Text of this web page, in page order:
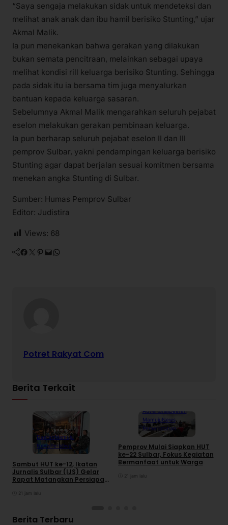
“Saya sengaja melakukan sidak untuk mendeteksi dan
melihat anak anak dan ibu hamil berisiko Stunting,” ujar
Akmal Malik.
Ia pun menekankan bahwa gerakan yang dilakukan
bukan semata pencitraan, melainkan sebagai upaya
melihat kondisi rill keluarga berisiko Stunting. Sehingga
pada sidak itu ia bersama tim juga menyalurkan
bantuan kepada keluarga sasaran.
Sebelumnya Akmal Malik mengarahkan seluruh pejabat
eselon melakukan gerakan pembinaan keluarga.
Ia pun berharap seluruh pejabat eselon II dan III
pemprov Sulbar, yakni pendampingan keluarga berisiko
Stunting agar dapat berjalan sesuai komitmen bersama
menekan angka Stunting di Sulbar.
Sumber: Humas Pemprov Sulbar
Editor: Judistira
Views: 68
Facebook Twitter Pinterest Mail WhatsApp
Potret Rakyat Com
Berita Terkait
DaerahMamuju
NewsPeristiwa
Sambut HUT ke-12, Ikatan
Jurnalis Sulbar (IJS) Gelar
Rapat Matangkan Persiapan
21 jam lalu
AdvertorialDaerah
MamujuNews
Pemerintahan
Pemprov Mulai Siapkan HUT
ke-22 Sulbar, Fokus Kegiatan
Bermanfaat untuk Warga
21 jam lalu
Berita Terbaru